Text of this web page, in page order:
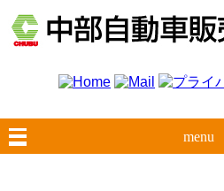
menu